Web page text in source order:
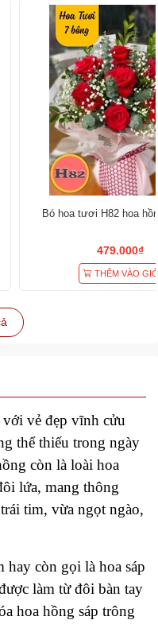
Bó hoa tươi H82 hoa
479.000₫
THÊM VÀO GIỎ
vẻ đẹp vĩnh cửu
thể thiếu trong ngày
còn là loài hoa
lứa, mang thông
tim, vừa ngọt ngào,
hay còn gọi là hoa sáp
làm từ đôi bàn tay
hoa hồng sáp trông